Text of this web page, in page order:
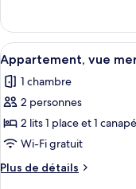
Appartement,
chambre
le
type
de
chambre
Appartement,
Afficher
toutes
les
photos
pour
ce
type
de
11
Appartement, vue
1 chambre
2 personnes
2 lits 1 place et 1
Wi-Fi gratuit
Plus de détails
Plus